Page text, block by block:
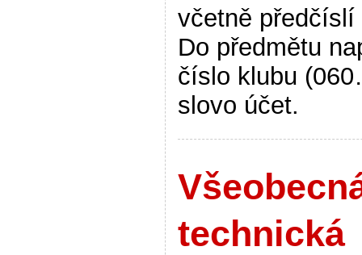
včetně předčíslí
Do předmětu
číslo klubu
slovo účet.
technická